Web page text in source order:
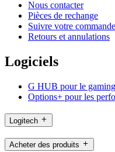
Nous contacter
Pièces de rechange
Suivre votre commande
Retours et annulations
Logiciels
G HUB pour le
Options+ pour les
Logitech
Acheter des produits